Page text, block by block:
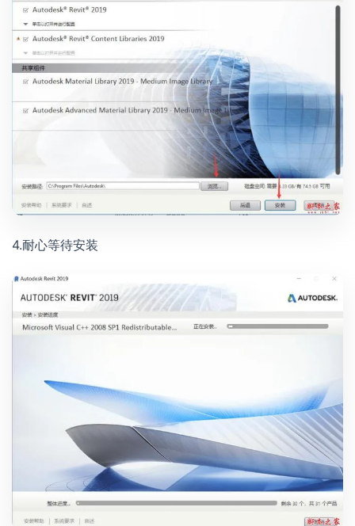
4.耐心等待安装